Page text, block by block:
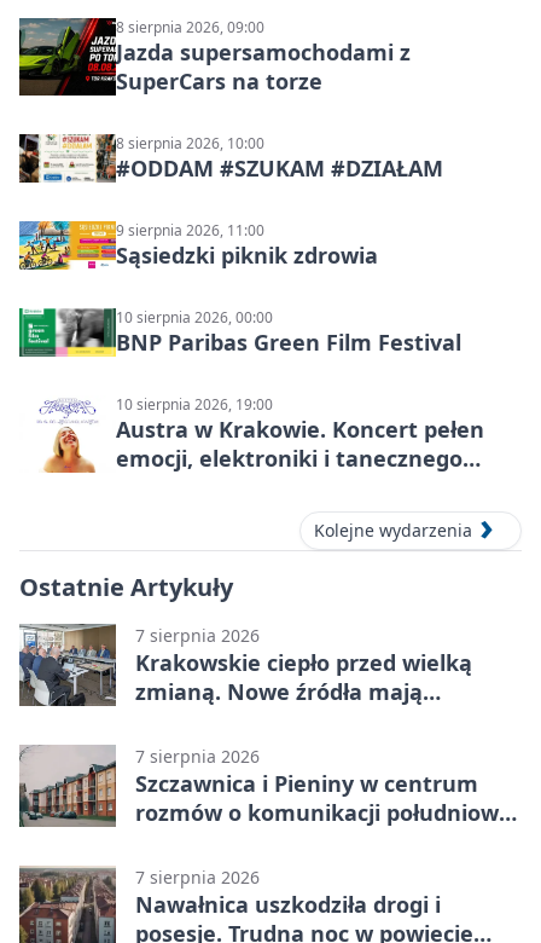
8 sierpnia 2026, 09:00
Jazda supersamochodami z
SuperCars na torze
8 sierpnia 2026, 10:00
#ODDAM #SZUKAM #DZIAŁAM
9 sierpnia 2026, 11:00
Sąsiedzki piknik zdrowia
10 sierpnia 2026, 00:00
BNP Paribas Green Film Festival
10 sierpnia 2026, 19:00
Austra w Krakowie. Koncert pełen
emocji, elektroniki i tanecznego
Kolejne wydarzenia
Ostatnie Artykuły
7 sierpnia 2026
Krakowskie ciepło przed wielką
zmianą. Nowe źródła mają
7 sierpnia 2026
Szczawnica i Pieniny w centrum
rozmów o komunikacji południowej
7 sierpnia 2026
Nawałnica uszkodziła drogi i
posesje. Trudna noc w powiecie